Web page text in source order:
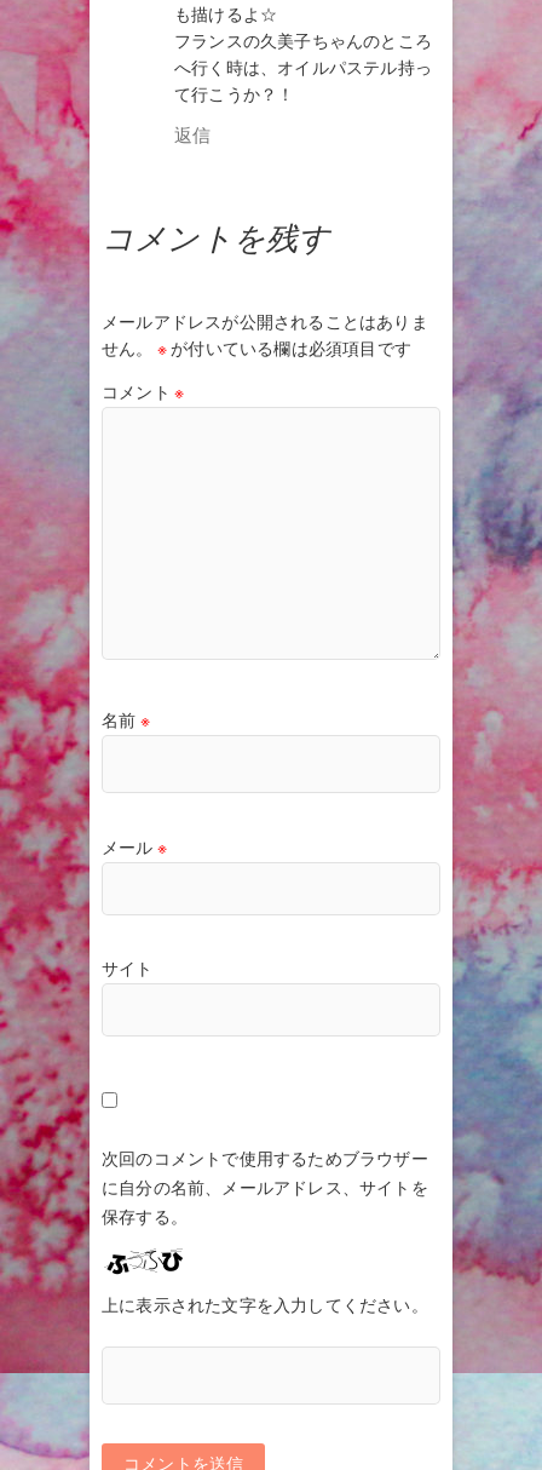
も描けるよ☆
フランスの久美子ちゃんのところ
へ行く時は、オイルパステル持っ
て行こうか？！
返信
コメントを残す
メールアドレスが公開されることはありま
せん。
※が付いている欄は必須項目です
コメント ※
名前 ※
メール ※
サイト
次回のコメントで使用するためブラウザー
に自分の名前、メールアドレス、サイトを
保存する。
上に表示された文字を入力してください。